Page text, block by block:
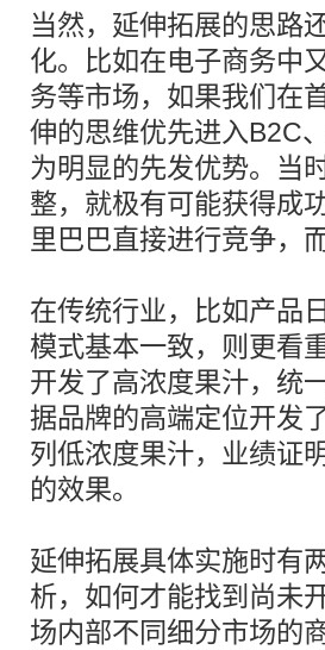
当然，延伸拓展的思路
化。比如在电子商务中
务等市场，如果我们在
伸的思维优先进入B2C
为明显的先发优势。当
整，就极有可能获得成
里巴巴直接进行竞争，
在传统行业，比如产品
模式基本一致，则更看
开发了高浓度果汁，统
据品牌的高端定位开发
列低浓度果汁，业绩证
的效果。
延伸拓展具体实施时有
析，如何才能找到尚未
场内部不同细分市场的